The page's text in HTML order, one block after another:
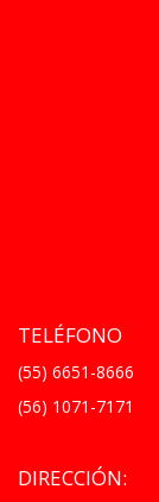
TELÉFONO
(55) 6651-8666
(56) 1071-7171
DIRECCIÓN: